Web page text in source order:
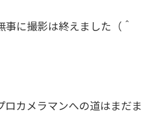
に撮影は終えました（＾
ロカメラマンへの道はまだま